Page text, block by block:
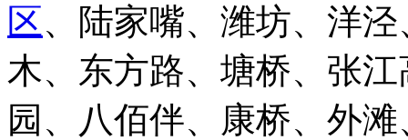
区、陆家嘴、潍坊、洋
木、东方路、塘桥、张
园、八佰伴、康桥、外